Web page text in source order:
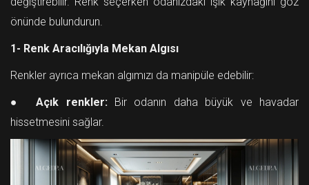
önünde bulundurun.
1- Renk Aracılığıyla Mekan Algısı
Renkler ayrıca mekan algımızı da manipüle edebilir:
● Açık renkler:Bir odanın daha büyük ve havadar
hissetmesini sağlar.